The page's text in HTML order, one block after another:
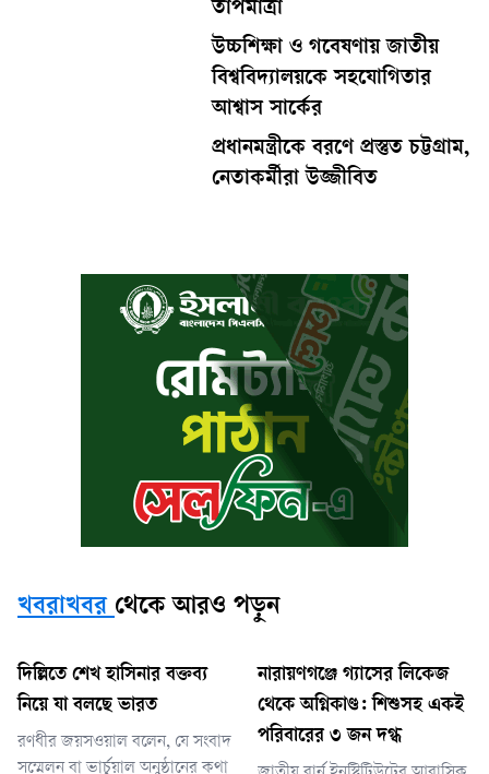
তাপমাত্রা
উচ্চশিক্ষা ও গবেষণায় জাতীয়
বিশ্ববিদ্যালয়কে সহযোগিতার
আশ্বাস সার্কের
প্রধানমন্ত্রীকে বরণে প্রস্তুত চট্টগ্রাম,
নেতাকর্মীরা উজ্জীবিত
খবরাখবর থেকে আরও পড়ুন
দিল্লিতে শেখ হাসিনার বক্তব্য
নিয়ে যা বলছে ভারত
রণধীর জয়সওয়াল বলেন, যে সংবাদ
সম্মেলন বা ভার্চুয়াল অনুষ্ঠানের কথা
নারায়ণগঞ্জে গ্যাসের লিকেজ
থেকে অগ্নিকাণ্ড: শিশুসহ একই
পরিবারের ৩ জন দগ্ধ